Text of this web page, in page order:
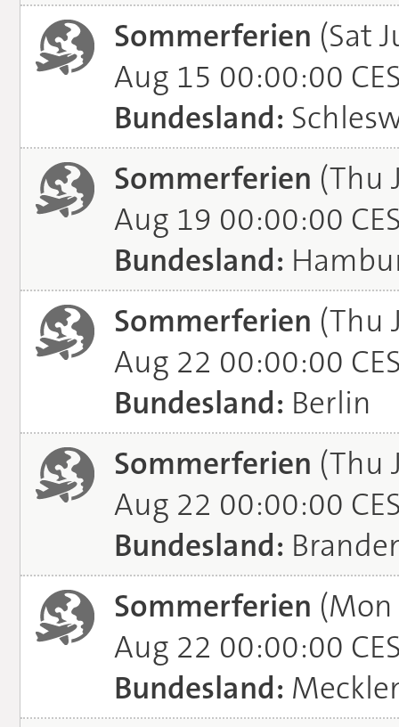
Sommerferien (Sat
Aug 15 00:00:00
Bundesland:
Sommerferien (Thu
Aug 19 00:00:00
Bundesland:
Sommerferien (Thu
Aug 22 00:00:00
Bundesland: Berlin
Sommerferien (Thu
Aug 22 00:00:00
Bundesland:
Sommerferien (Mon
Aug 22 00:00:00
Bundesland: